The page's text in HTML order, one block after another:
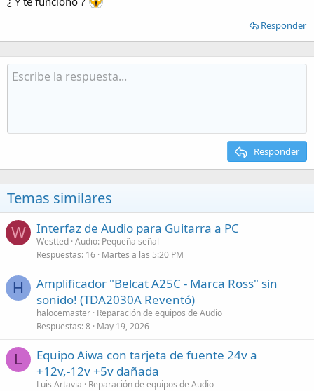
Responder
Responder
Temas similares
W Interfaz de Audio para Guitarra a PC
Westted Audio: Pequeña señal
Respuestas 16 Martes a las 5:20 PM
H
Amplificador "Belcat A25C - Marca Ross" sin
sonido! (TDA2030A Reventó)
halocemaster Reparación de equipos de Audio
Respuestas 8 May 19, 2026
L
Equipo Aiwa con tarjeta de fuente 24v a
+12v,-12v +5v dañada
Luis Artavia
Reparación de equipos de Audio